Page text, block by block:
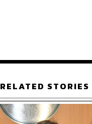
RELATED STORIES